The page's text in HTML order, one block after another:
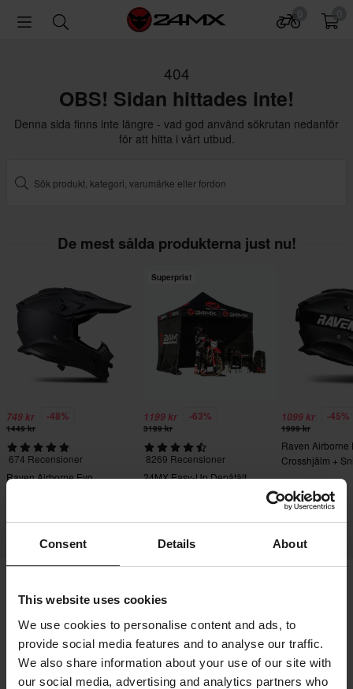
Consent Details About
This website uses cookies
We use cookies to personalise content and ads, to
provide social media features and to analyse our traffic.
We also share information about your use of our site with
our social media, advertising and analytics partners who
404
OBS! Sidan hittades inte!
Denna sida finns inte längre - vad god använd sökrutan nedanför
för att hitta i vårt utbud.
De mest sålda produkterna just nu!
749 kr -48%
1449 kr
674 Recensioner
Raven Airborne Evo
Superpris!
1199 kr -63%
3199 kr
8269 Recensioner
24MX Easy-Up Depåtält
1099 kr -45%
1999 kr
Raven Airborne
Crosshjälm +
Frakt & Leverans
Integritetspolicy
Returer
Ångerrätt
Orderstatus
Reklamationer & Klagomål
Information om återvinning
Om 24mx.se